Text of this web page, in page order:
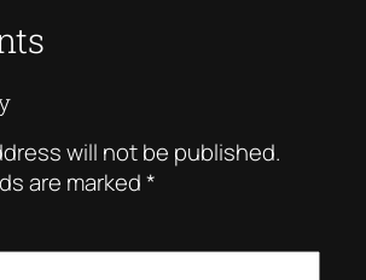
will not be published.
are marked*